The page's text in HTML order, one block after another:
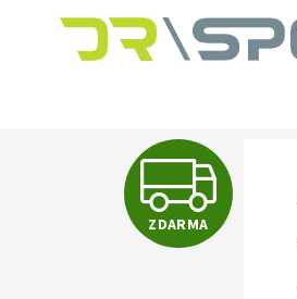
Z
D
ZDARMA